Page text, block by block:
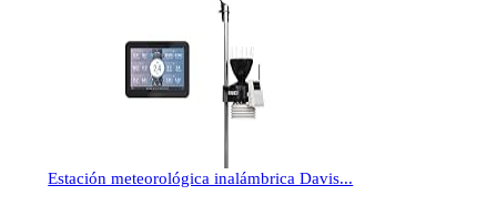
Estación meteorológica inalámbrica Davis...